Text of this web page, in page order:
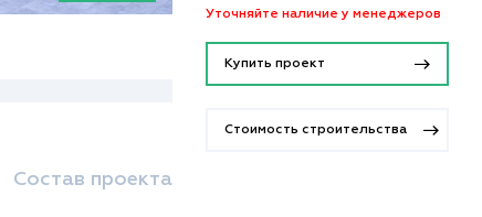
Состав проекта
Уточняйте наличие у менеджеров
Купить проект
Стоимость строительства